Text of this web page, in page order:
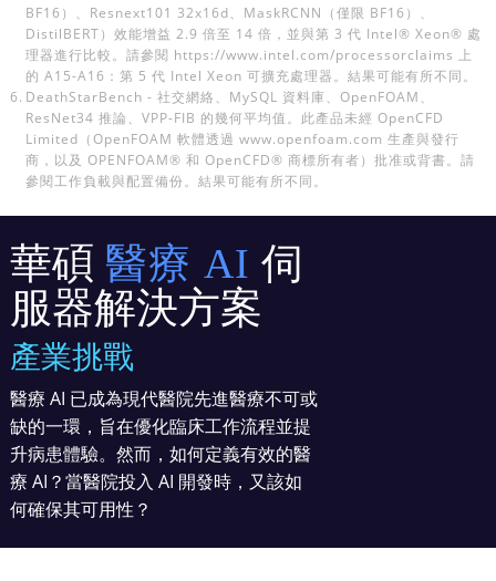
BF16）、Resnext101 32x16d、MaskRCNN（僅限 BF16）、
DistilBERT）效能增益 2.9 倍至 14 倍，並與第 3 代 Intel® Xeon® 處
理器進行比較。請參閱 https://www.intel.com/processorclaims 上
的 A15-A16：第 5 代 Intel Xeon 可擴充處理器。結果可能有所不同。
6. DeathStarBench - 社交網絡、MySQL 資料庫、OpenFOAM、
ResNet34 推論、VPP-FIB 的幾何平均值。此產品未經 OpenCFD
Limited（OpenFOAM 軟體透過 www.openfoam.com 生產與發行
商，以及 OPENFOAM® 和 OpenCFD® 商標所有者）批准或背書。請
參閱工作負載與配置備份。結果可能有所不同。
華碩 醫療 AI 伺
服器解決方案
產業挑戰
醫療 AI 已成為現代醫院先進醫療不可或
缺的一環，旨在優化臨床工作流程並提
升病患體驗。然而，如何定義有效的醫
療 AI？當醫院投入 AI 開發時，又該如
何確保其可用性？